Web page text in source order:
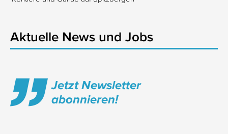
Aktuelle News und Jobs
Jetzt Newsletter
abonnieren!